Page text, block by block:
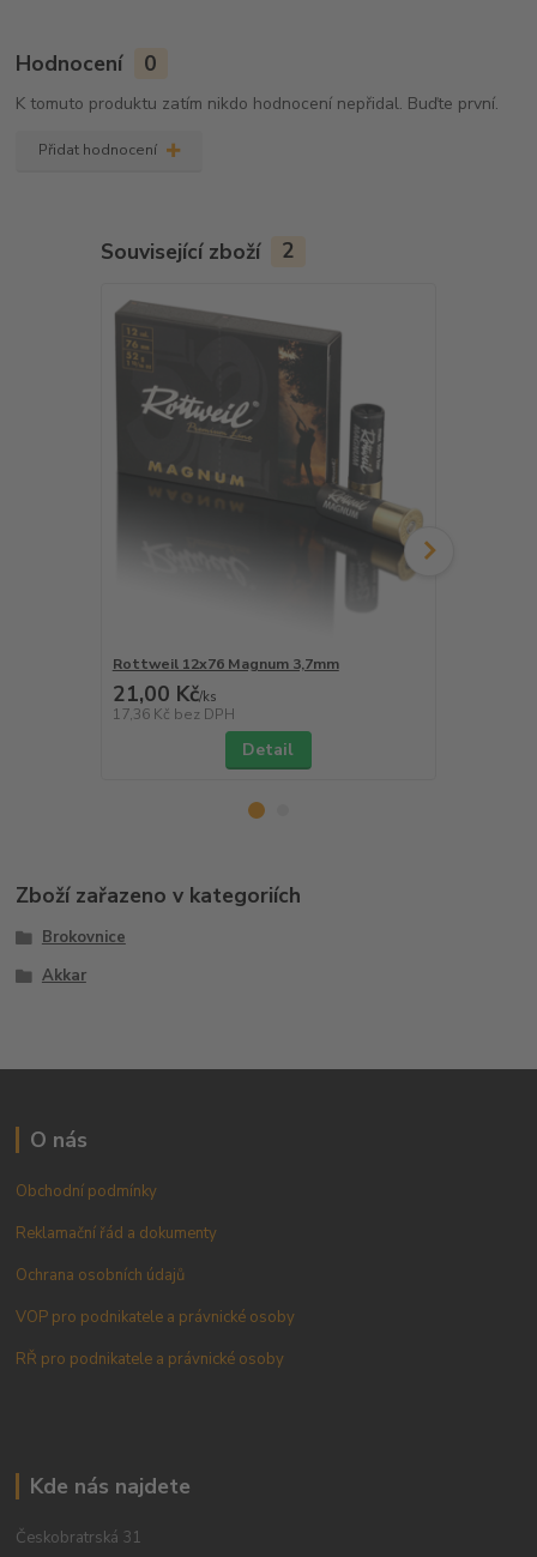
Hodnocení 0
K tomuto produktu zatím nikdo hodnocení nepřidal. Buďte první.
Přidat hodnocení
Související zboží 2
Rottweil 12x76 Magnum 3,7mm
21,00 Kč/ks
17,36 Kč bez DPH
Detail
Zboží zařazeno v kategoriích
Brokovnice
Akkar
O nás
Obchodní podmínky
Reklamační řád a dokumenty
Ochrana osobních údajů
VOP pro podnikatele a právnické osoby
RŘ pro podnikatele a právnické osoby
Kde nás najdete
Českobratrská 31